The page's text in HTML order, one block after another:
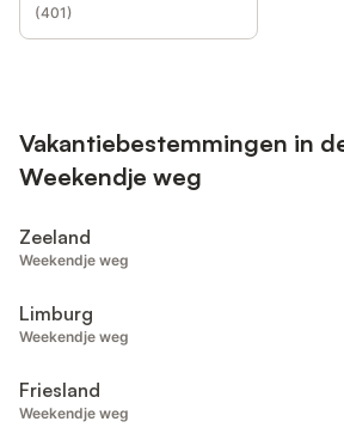
(401)
Vakantiebestemmingen in
Weekendje weg
Zeeland
Weekendje weg
Limburg
Weekendje weg
Friesland
Weekendje weg